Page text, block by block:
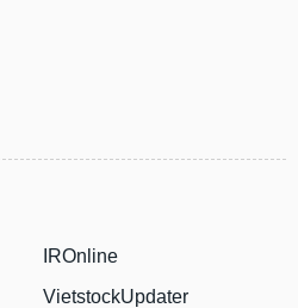
IROnline
VietstockUpdater